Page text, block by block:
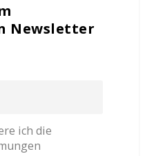
Newsletter
ich die